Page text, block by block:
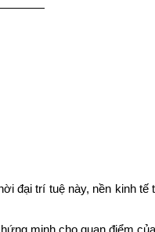
đại trí tuệ này, nền kinh